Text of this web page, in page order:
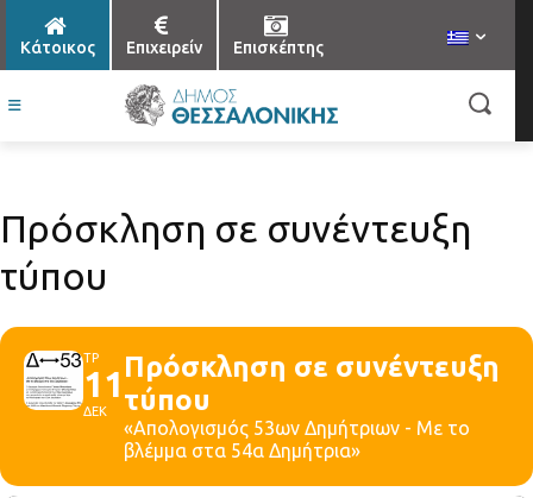
Κάτοικος Επιχειρείν Επισκέπτης
Πρόσκληση σε συνέντευξη
τύπου
ΤΡ
11
ΔΕΚ
Πρόσκληση σε συνέντευξη
τύπου
«Απολογισμός 53ων Δημήτριων - Με το
βλέμμα στα 54α Δημήτρια»